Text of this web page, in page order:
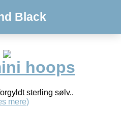
Black
hoops
sterling sølv..
mere)